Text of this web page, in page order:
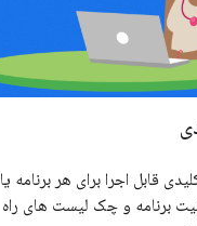
قابل اجرا برای هر برنامه یا
برنامه و چک لیست های راه